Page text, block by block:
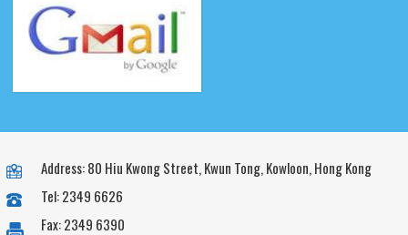
Address: 80 Hiu Kwong Street, Kwun Tong, Kowloon, Hong Kong
Tel: 2349 6626
Fax: 2349 6390